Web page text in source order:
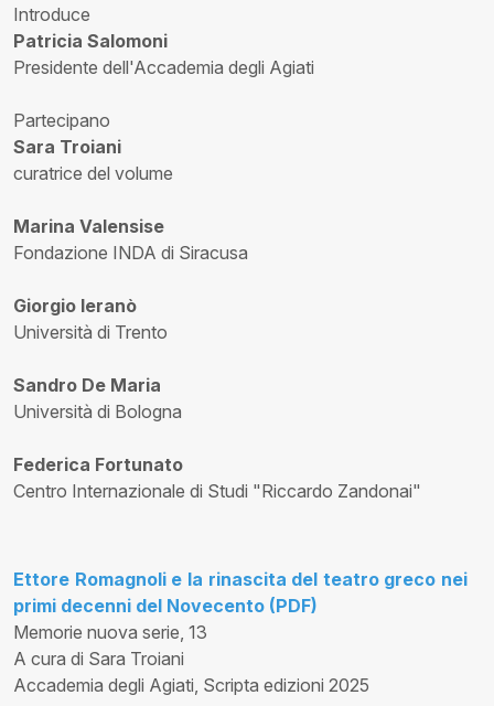
Introduce
Patricia Salomoni
Presidente dell'Accademia degli Agiati
Partecipano
Sara Troiani
curatrice del volume
Marina Valensise
Fondazione INDA di Siracusa
Giorgio Ieranò
Università di Trento
Sandro De Maria
Università di Bologna
Federica Fortunato
Centro Internazionale di Studi "Riccardo Zandonai"
Ettore Romagnoli e la rinascita del teatro greco nei
primi decenni del Novecento (PDF)
Memorie nuova serie, 13
A cura di Sara Troiani
Accademia degli Agiati, Scripta edizioni 2025